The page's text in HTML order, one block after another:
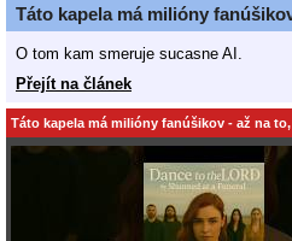
Táto kapela má milióny
O tom kam smeruje sucasne AI.
Přejít na článek
Táto kapela má milióny fanúšikov - až na